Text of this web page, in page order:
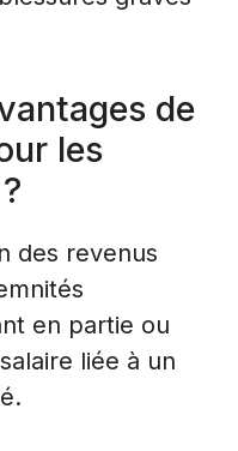
de
les
des revenus
en partie ou
liée à un